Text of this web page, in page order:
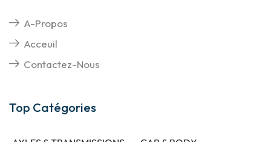
A-Propos
Acceuil
Contactez-Nous
Top Catégories